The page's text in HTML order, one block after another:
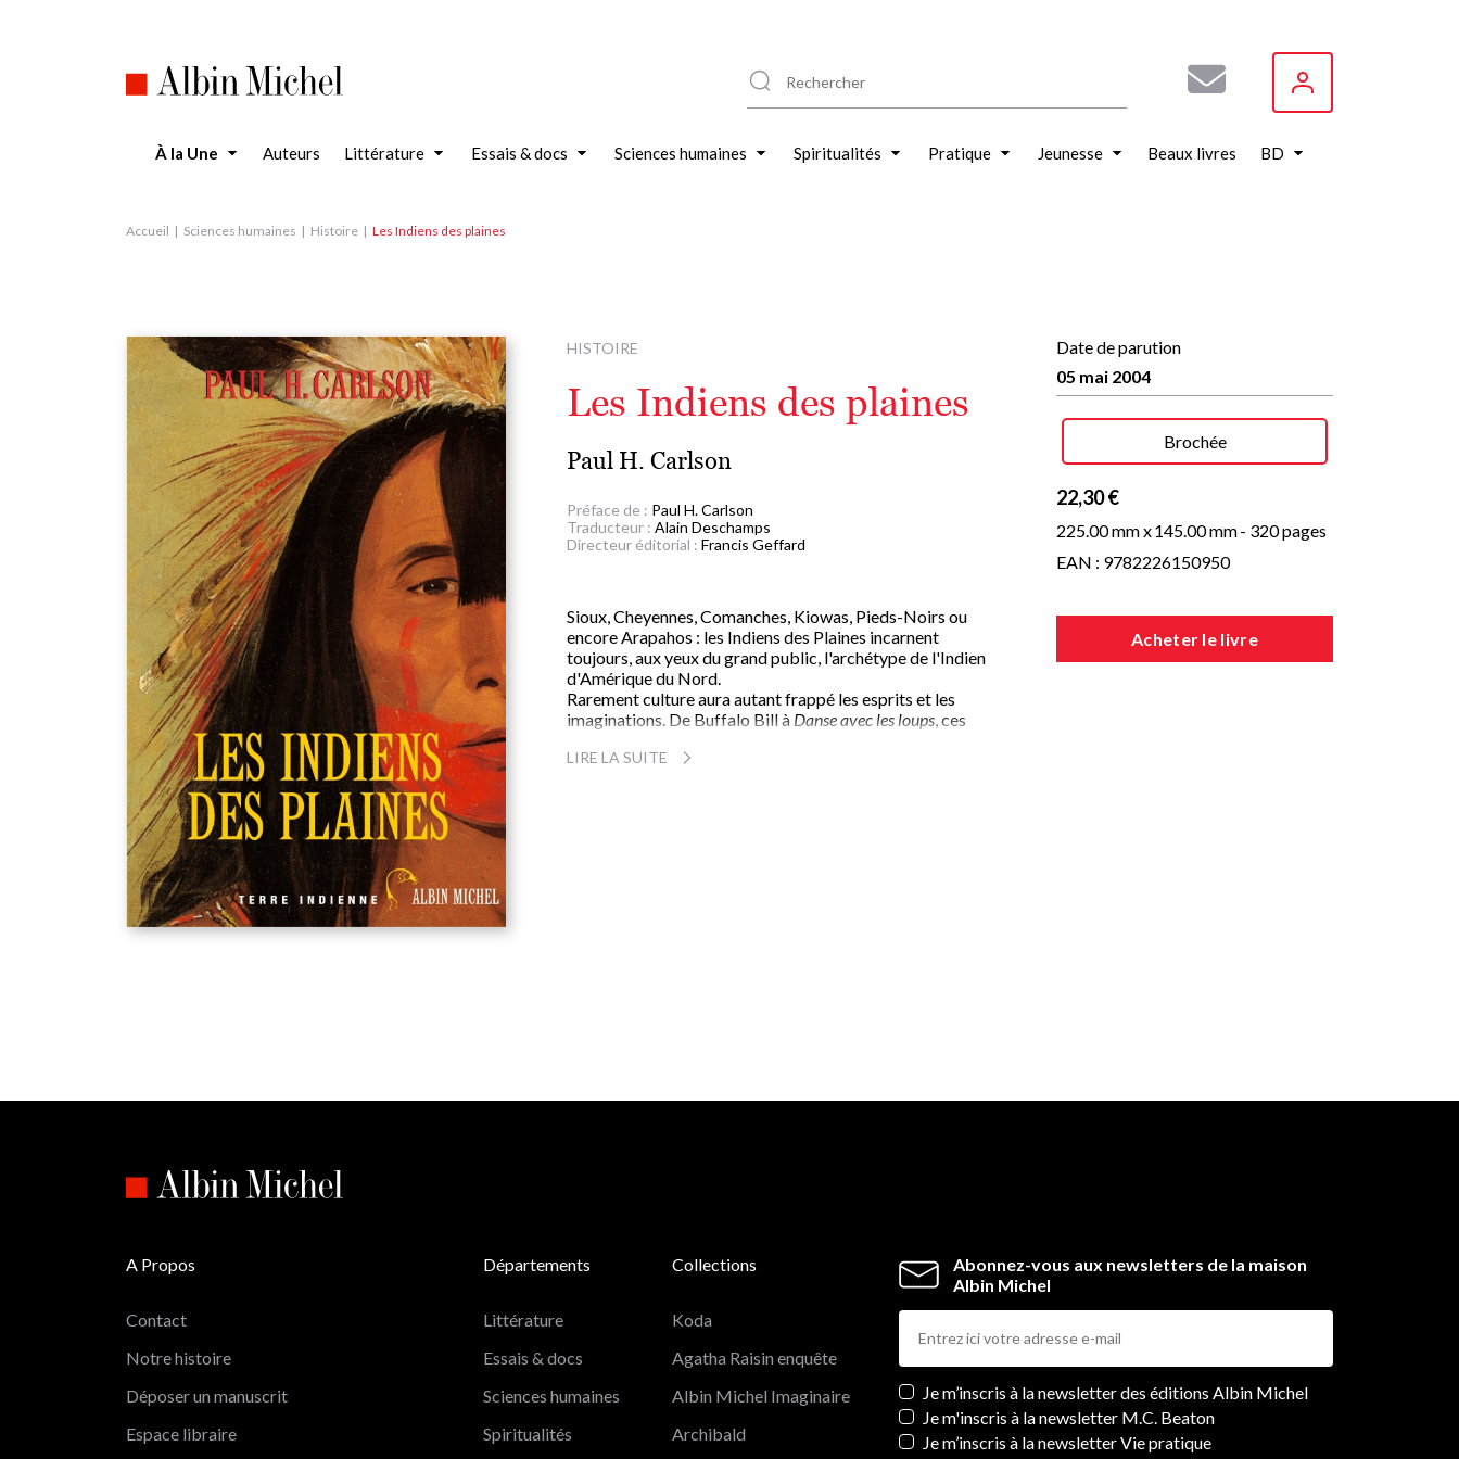
À la Une Auteurs Littérature Essais & docs Sciences humaines Spiritualités Pratique Jeunesse Beaux livres BD
Accueil Sciences humaines Histoire Les Indiens des plaines
HISTOIRE
Les Indiens des plaines
Paul H. Carlson
Préface de : Paul H. Carlson
Traducteur : Alain Deschamps
Directeur éditorial : Francis Geffard
Sioux, Cheyennes, Comanches, Kiowas, Pieds-Noirs ou
encore Arapahos : les Indiens des Plaines incarnent
toujours, aux yeux du grand public, l'archétype de l'Indien
d'Amérique du Nord.
Rarement culture aura autant frappé les esprits et les
imaginations. De Buffalo Bill à Danse avec les loups, ces
immortalisés dans la littérature et la bande dessinée, au
LIRE LA SUITE
Date de parution
05 mai 2004
Brochée
22,30 €
225.00 mm x145.00 mm- 320 pages
EAN : 9782226150950
Acheter le livre
Abonnez-vous aux newsletters de la maison
Albin Michel
Newsletters
Je m’inscris à la newsletter des éditions Albin Michel
Je m'inscris à la newsletter M.C. Beaton
Je m’inscris à la newsletter Vie pratique
A Propos
Contact
Notre histoire
Déposer un manuscrit
Espace libraire
Départements
Littérature
Essais & docs
Sciences humaines
Spiritualités
Collections
Koda
Agatha Raisin enquête
Albin Michel Imaginaire
Archibald